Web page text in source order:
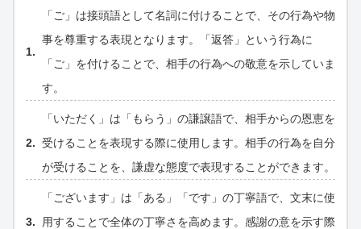
「ご」は接頭語として名詞に付けることで、その行為や物
事を尊重する表現となります。「返答」という行為に
「ご」を付けることで、相手の行為への敬意を示していま
す。
「いただく」は「もらう」の謙譲語で、相手からの恩恵を
受けることを表現する際に使用します。相手の行為を自分
が受けることを、謙虚な態度で表現することができます。
「ございます」は「ある」「です」の丁寧語で、文末に使
用することで全体の丁寧さを高めます。感謝の意を示す際